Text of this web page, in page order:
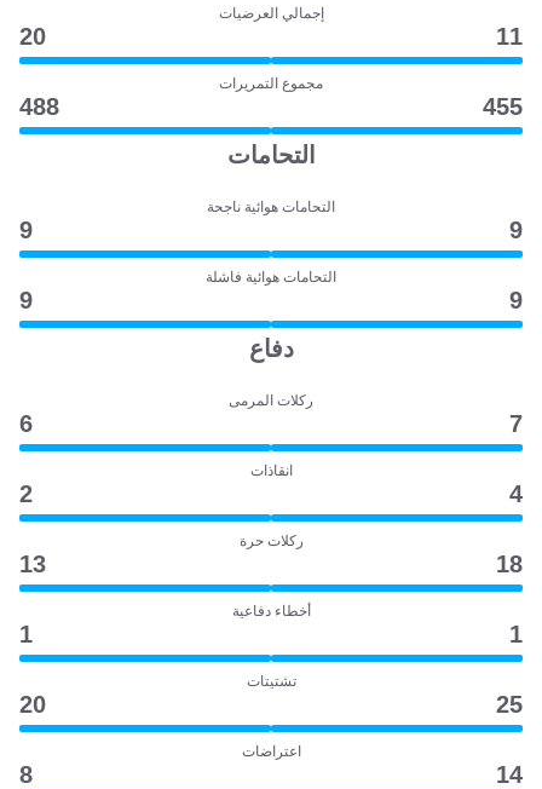
إجمالي العرضيات
11
20
مجموع التمريرات
455
488
التحامات
التحامات هوائية ناجحة
9
9
التحامات هوائية فاشلة
9
9
دفاع
ركلات المرمى
7
6
انقاذات
4
2
ركلات حرة
18
13
أخطاء دفاعية
1
1
تشتيتات
25
20
اعتراضات
14
8